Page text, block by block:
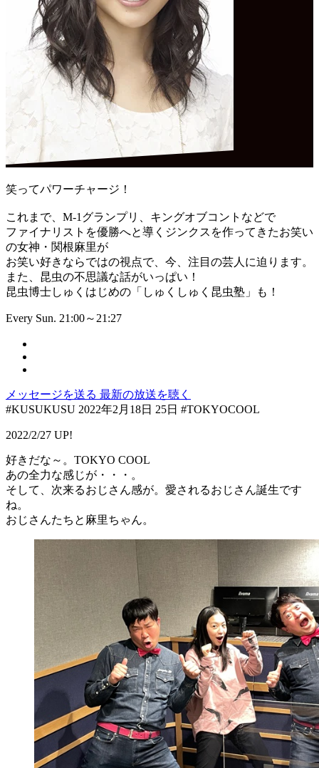
笑ってパワーチャージ！
これまで、M-1グランプリ、キングオブコントなどで
ファイナリストを優勝へと導くジンクスを作ってきたお笑い
の女神・関根麻里が
お笑い好きならではの視点で、今、注目の芸人に迫ります。
また、昆虫の不思議な話がいっぱい！
昆虫博士しゅくはじめの「しゅくしゅく昆虫塾」も！
Every Sun. 21:00～21:27
メッセージを送る 最新の放送を聴く
#KUSUKUSU 2022年2月18日 25日 #TOKYOCOOL
2022/2/27 UP!
好きだな～。TOKYO COOL
あの全力な感じが・・・。
そして、次来るおじさん感が。愛されるおじさん誕生です
ね。
おじさんたちと麻里ちゃん。